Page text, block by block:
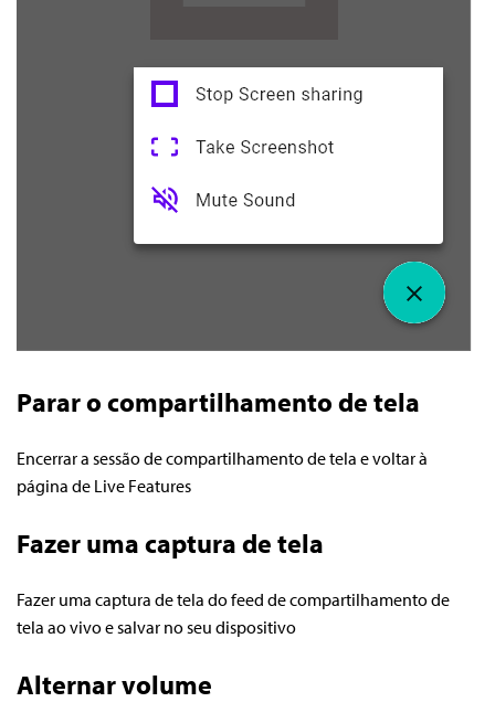
Parar o compartilhamento de tela
Encerrar a sessão de compartilhamento de tela e voltar à
página de Live Features
Fazer uma captura de tela
Fazer uma captura de tela do feed de compartilhamento de
tela ao vivo e salvar no seu dispositivo
Alternar volume